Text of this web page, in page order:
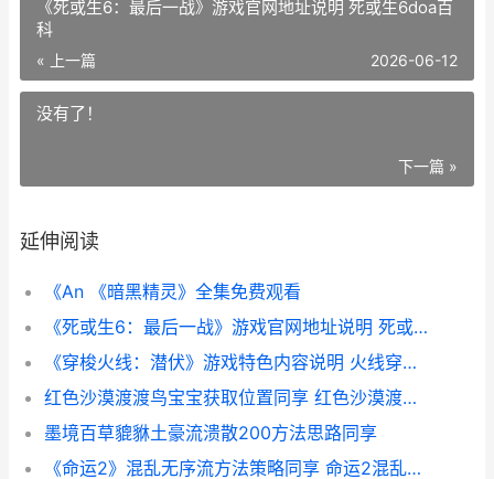
《死或生6：最后一战》游戏官网地址说明 死或生6doa百
科
« 上一篇 2026-06-12
没有了！
下一篇 »
延伸阅读
《An 《暗黑精灵》全集免费观看
《死或生6：最后一战》游戏官网地址说明 死或生6doa百科
《穿梭火线：潜伏》游戏特色内容说明 火线穿越中文版
红色沙漠渡渡鸟宝宝获取位置同享 红色沙漠渡渡鸟铁锅不见了
墨境百草貔貅土豪流溃散200方法思路同享
《命运2》混乱无序流方法策略同享 命运2混乱无序值得的刷吗